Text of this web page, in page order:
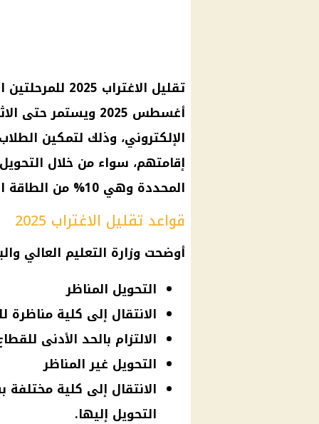
الإلكتروني، وذلك لتمكين
إقامتهم، سواء من خلال
المحددة وهي 10% من الطاقة الاستيعابية.
قواعد تقليل الاغتراب 2025
أوضحت وزارة التعليم العالي
التحويل المناظر
الانتقال إلى كلية مناظرة
الالتزام بالحد الأدنى
التحويل غير المناظر
الانتقال إلى كلية مختلفة
التحويل إليها.